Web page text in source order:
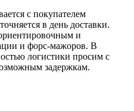
с покупателем
в день доставки.
и
и форс-мажоров. В
логистики просим с
задержкам.